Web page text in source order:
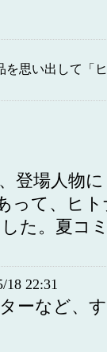
思い出して「
登場人物
って、ヒ
た。夏コ
18 22:31
ーなど、